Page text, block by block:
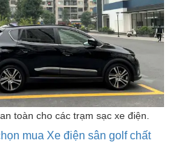
toàn cho các trạm sạc xe điện.
mua Xe điện sân golf chất